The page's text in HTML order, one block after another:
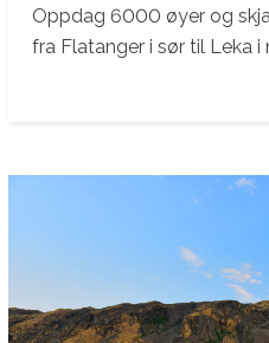
Oppdag 6000 øyer og
fra Flatanger i sør til Leka i